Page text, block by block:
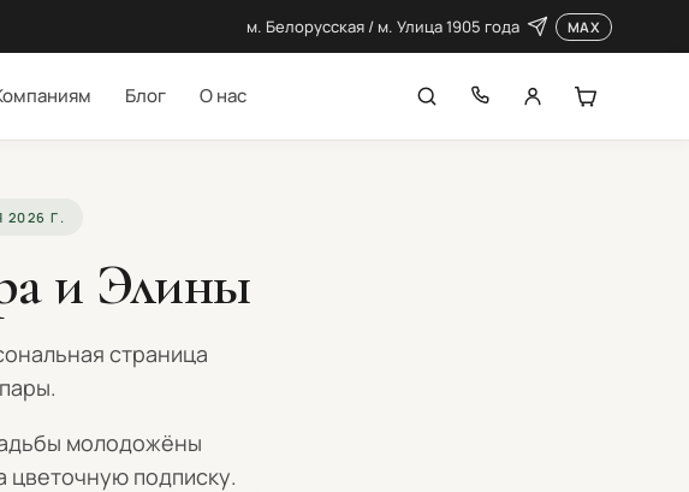
м. Белорусская / м. Улица 1905 года MAX
Блог О нас
2026 Г.
и Элины
страница
молодожёны
цветочную подписку.